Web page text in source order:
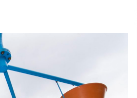
Larunbatean Plentziako Itsas
Martxa ospatuko da
2026/07/07
SOINUGELA: Paul McCartney eta
Ringo Starr-en lan berriak